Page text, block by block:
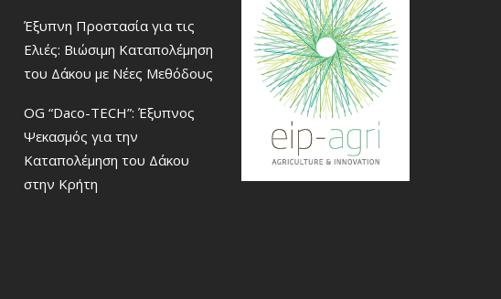
Έξυπνη Προστασία για τις
Ελιές: Βιώσιμη Καταπολέμηση
του Δάκου με Νέες Μεθόδους
OG “Daco-TECH”: Έξυπνος
Ψεκασμός για την
Καταπολέμηση του Δάκου
στην Κρήτη